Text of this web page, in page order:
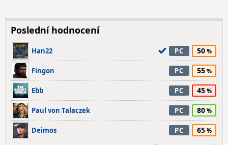
Poslední hodnocení
Han22 PC 50
Fingon PC 55
Ebb PC 45
Paul von Talaczek PC 80
Deimos PC 65